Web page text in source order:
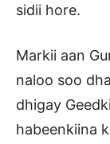
sidii hore.
Markii aan
naloo soo
dhigay
habeenkiina